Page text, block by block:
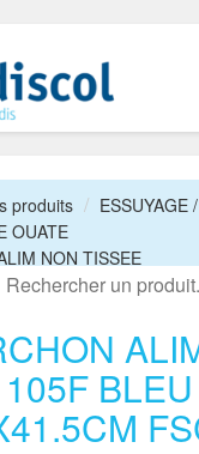
produits
ESSUYAGE
OUATE
NON TISSEE
105F BLEU